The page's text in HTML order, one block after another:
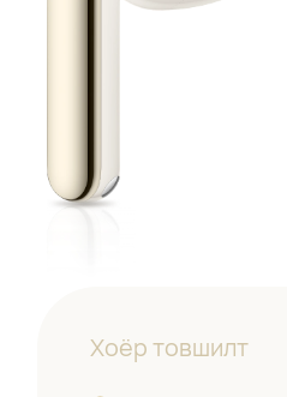
Хоёр товшилт